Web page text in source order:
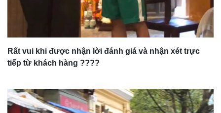
Rất vui khi được nhận lời đánh giá và nhận xét trực
tiếp từ khách hàng ????